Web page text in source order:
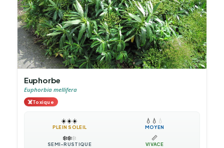
Euphorbe
Euphorbia mellifera
☠️Toxique
☀️☀️☀️
PLEIN SOLEIL
💧 💧 💧
MOYEN
❄️❄️❄️
SEMI-RUSTIQUE
📏
VIVACE